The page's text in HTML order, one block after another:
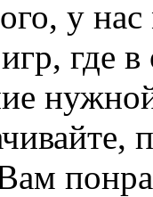
у
где